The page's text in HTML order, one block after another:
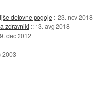
delovne pogoje ::23. nov 2018
zdravniki :: 13. avg 2018
9. dec 2012
2003